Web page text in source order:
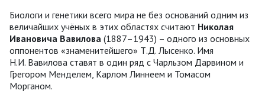
Биологи и генетики всего мира не без оснований одним из
величайших учёных в этих областях считают Николая
Ивановича Вавилова (1887–1943) – одного из основных
оппонентов «знаменитейшего» Т.Д. Лысенко. Имя
Н.И. Вавилова ставят в один ряд с Чарльзом Дарвином и
Грегором Менделем, Карлом Линнеем и Томасом
Морганом.